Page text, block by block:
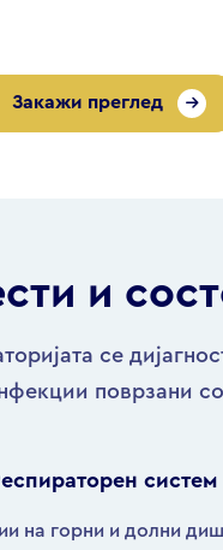
Закажи преглед
и
се
поврзани
систем
на горни и долни